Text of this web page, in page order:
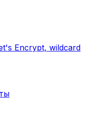
Encrypt, wildcard